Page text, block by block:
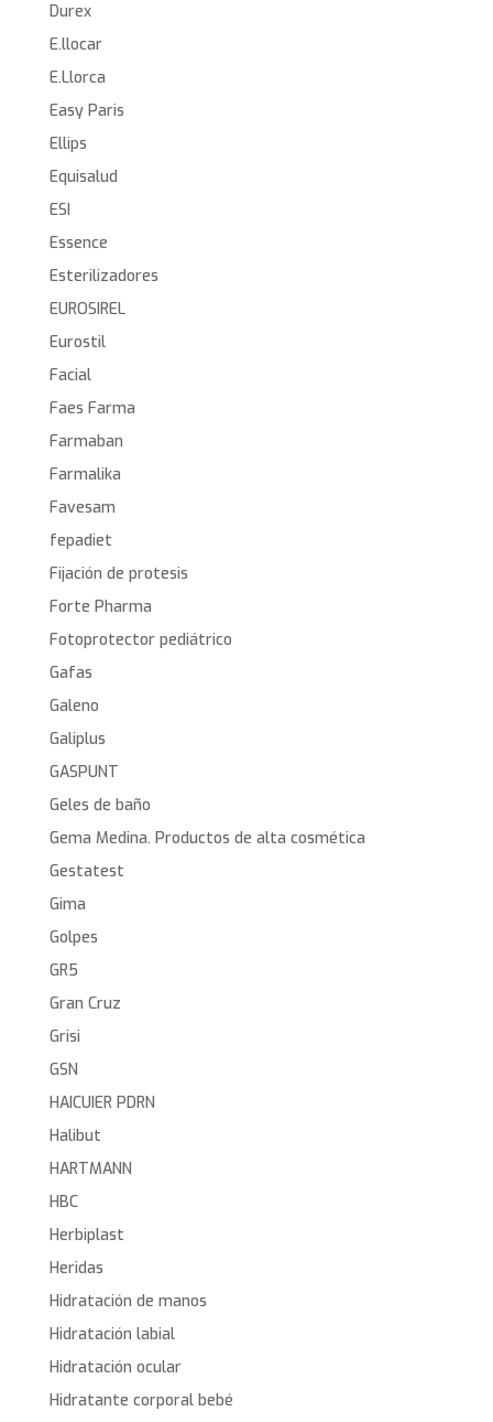
Durex
E.llocar
E.Llorca
Easy Paris
Ellips
Equisalud
ESI
Essence
Esterilizadores
EUROSIREL
Eurostil
Facial
Faes Farma
Farmaban
Farmalika
Favesam
fepadiet
Fijación de protesis
Forte Pharma
Fotoprotector pediátrico
Gafas
Galeno
Galiplus
GASPUNT
Geles de baño
Gema Medina. Productos de alta cosmética
Gestatest
Gima
Golpes
GR5
Gran Cruz
Grisi
GSN
HAICUIER PDRN
Halibut
HARTMANN
HBC
Herbiplast
Heridas
Hidratación de manos
Hidratación labial
Hidratación ocular
Hidratante corporal bebé